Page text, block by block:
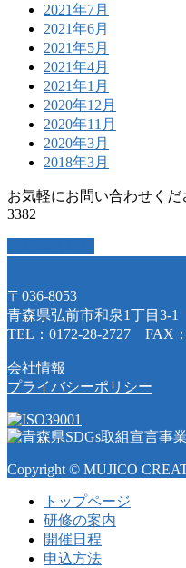
2021年7月
2021年6月
2021年5月
2021年4月
2021年1月
2020年12月
2020年11月
2020年3月
2018年3月
お気軽にお問い合わせくだ
3382
〒036-8053
青森県弘前市和泉1丁目3-1
TEL：0172-28-2727 FAX：
会社情報
プライバシーポリシー
Copyright © MUJICO
トップページ
研修の案内
開催日程
申込方法